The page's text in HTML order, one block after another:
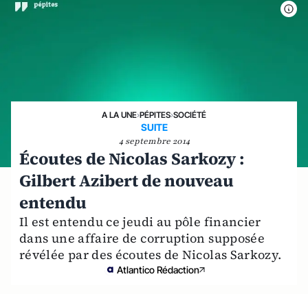
A LA UNE›PÉPITES›SOCIÉTÉ
SUITE
4 septembre 2014
Écoutes de Nicolas Sarkozy :
Gilbert Azibert de nouveau
entendu
Il est entendu ce jeudi au pôle financier
dans une affaire de corruption supposée
révélée par des écoutes de Nicolas Sarkozy.
Atlantico Rédaction